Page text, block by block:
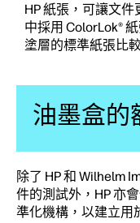
HP 紙張，可讓文
中採用 ColorLok®
塗層的標準紙張比
油墨盒的
除了 HP 和 Wilhelm
件的測試外，HP 亦
準化機構，以建立用